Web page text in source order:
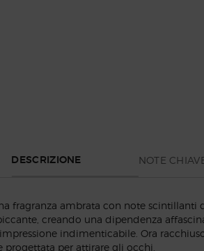
DESCRIZIONE NOTE
fragranza ambrata con note scintillanti
creando una dipendenza
indimenticabile. Ora
per attirare gli occhi.